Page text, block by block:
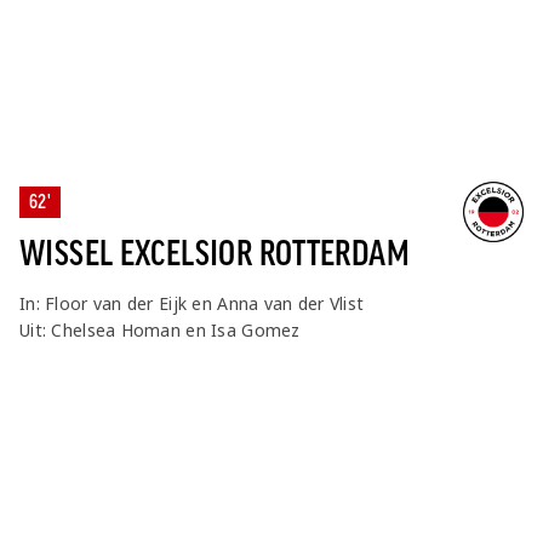
62'
WISSEL EXCELSIOR ROTTERDAM
In: Floor van der Eijk en Anna van der Vlist
Uit: Chelsea Homan en Isa Gomez